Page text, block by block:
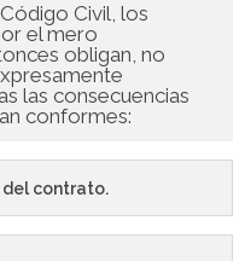
TCAE SESCAM,
– Libre – 2025
– Libre – 2025
Civil, los
el mero
obligan, no
las consecuencias
conformes:
del contrato.